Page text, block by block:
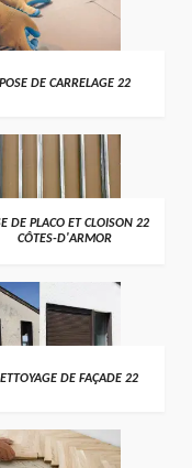
POSE DE CARRELAGE 22
DE PLACO ET CLOISON 22
CÔTES-D'ARMOR
DE FAÇADE 22